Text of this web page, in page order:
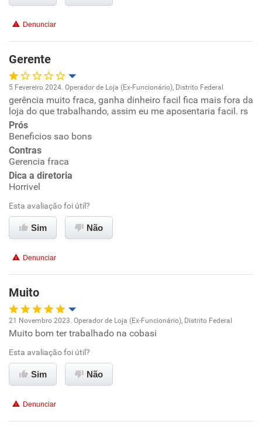
Benefícios
Recomenda esta empresa
Denunciar
Gerente
Oportunidade de promoção
Ambiente de trabalho
Conciliação com a vida familiar
Benefícios
Não recomenda esta empresa
Não recomenda a diretoria
5 Fevereiro 2024. Operador de Loja (Ex-Funcionário), Distrito Federal
gerência muito fraca, ganha dinheiro facil fica mais fora da
loja do que trabalhando, assim eu me aposentaria facil. rs
Prós
Beneficios sao bons
Contras
Gerencia fraca
Dica a diretoria
Horrivel
Esta avaliação foi útil?
Sim Não
Denunciar
Muito
Oportunidade de promoção
Ambiente de trabalho
Benefícios
21 Novembro 2023. Operador de Loja (Ex-Funcionário), Distrito Federal
Muito bom ter trabalhado na cobasi
Esta avaliação foi útil?
Sim Não
Denunciar